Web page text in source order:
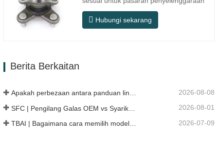
dan penggantian selepas jualan automotif,
memenuhi keperluan penggunaan untuk
Hubungi sekarang
Berita Berkaitan
Apakah perbezaan antara panduan linear HG, EG, dan MG? 2026-08-08
2026-08-01
2026-07-09